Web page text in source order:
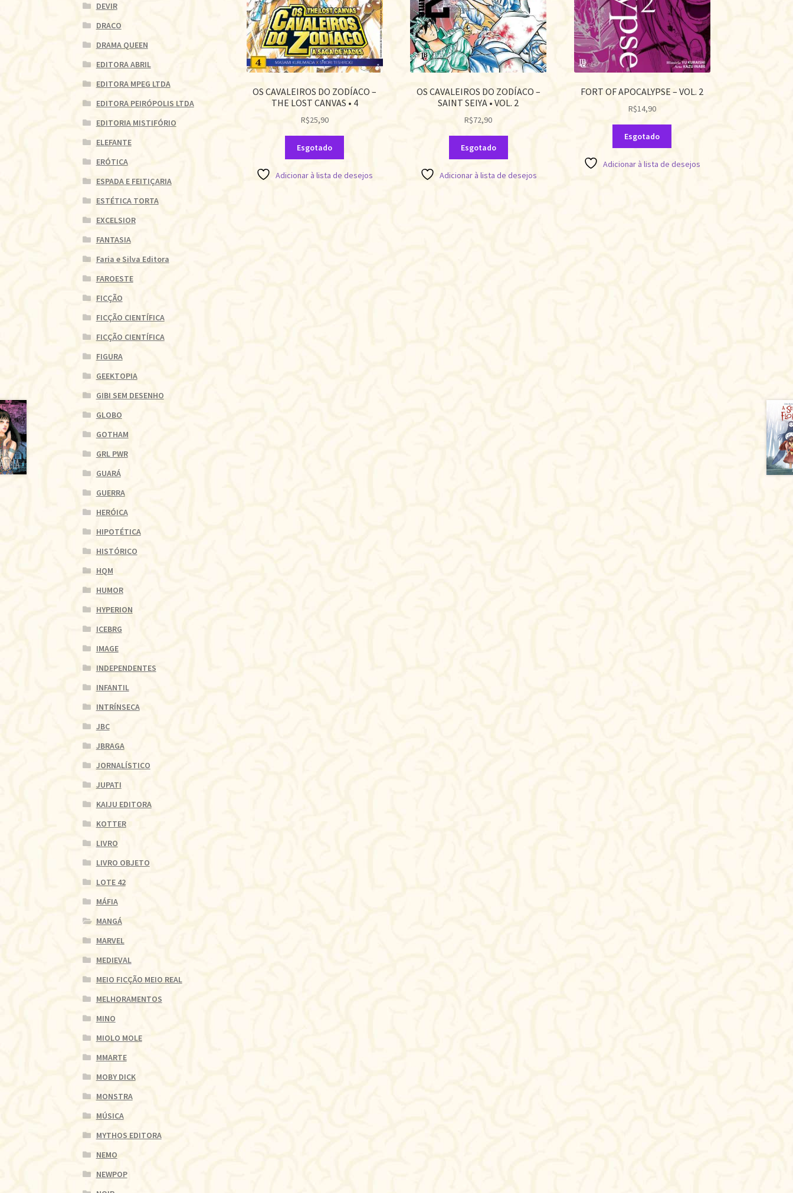
OS CAVALEIROS DO ZODÍACO –
THE LOST CANVAS • 4
R$25,90
Esgotado
Adicionar à lista de desejos
OS CAVALEIROS DO ZODÍACO –
SAINT SEIYA • VOL. 2
R$72,90
Esgotado
Adicionar à lista de desejos
FORT OF APOCALYPSE – VOL. 2
R$14,90
Esgotado
Adicionar à lista de desejos
DEVIR
DRACO
DRAMA QUEEN
EDITORA ABRIL
EDITORA MPEG LTDA
EDITORA PEIRÓPOLIS LTDA
EDITORIA MISTIFÓRIO
ELEFANTE
ERÓTICA
ESPADA E FEITIÇARIA
ESTÉTICA TORTA
EXCELSIOR
FANTASIA
Faria e Silva Editora
FAROESTE
FICÇÃO
FICÇÃO CIENTÍFICA
FICÇÃO CIENTÍFICA
FIGURA
GEEKTOPIA
GIBI SEM DESENHO
GLOBO
GOTHAM
GRL PWR
GUARÁ
GUERRA
HERÓICA
HIPOTÉTICA
HISTÓRICO
HQM
HUMOR
HYPERION
ICEBRG
IMAGE
INDEPENDENTES
INFANTIL
INTRÍNSECA
JBC
JBRAGA
JORNALÍSTICO
JUPATI
KAIJU EDITORA
KOTTER
LIVRO
LIVRO OBJETO
LOTE 42
MÁFIA
MANGÁ
MARVEL
MEDIEVAL
MEIO FICÇÃO MEIO REAL
MELHORAMENTOS
MINO
MIOLO MOLE
MMARTE
MOBY DICK
MONSTRA
MÚSICA
MYTHOS EDITORA
NEMO
NEWPOP